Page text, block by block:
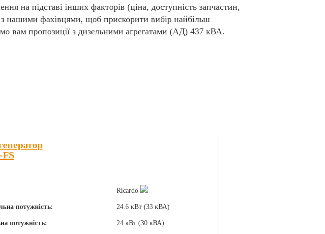
на підставі інших факторів (ціна, доступність запчастин,
з нашими фахівцями, щоб прискорити вибір найбільш
вам пропозиції з дизельними агрегатами (АД) 437 кВА.
FS
Ricardo
потужність: 24.6 кВт (33 кВА)
потужність: 24 кВт (30 кВА)